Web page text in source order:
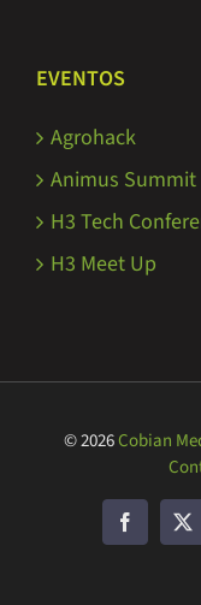
EVENTOS
Agrohack
Animus Summit
H3 Tech
H3 Meet Up
© 2026Cobian
Facebook